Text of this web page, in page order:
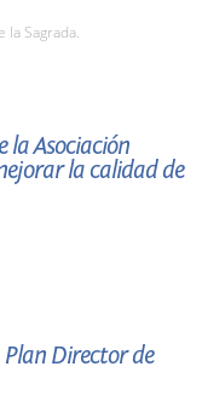
la Sagrada.
la Asociación
la calidad de
Plan Director de